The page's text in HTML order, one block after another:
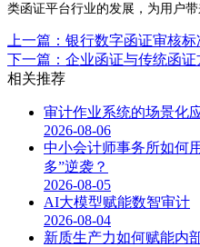
类函证平台行业的发展，为用户带
上一篇：银行数字函证审核标
下一篇：企业函证与传统函
相关推荐
审计作业系统的场景化
2026-08-06
中小会计师事务所如何
多”逆袭？
2026-08-05
AI大模型赋能数智审计
2026-08-04
新质生产力如何赋能内